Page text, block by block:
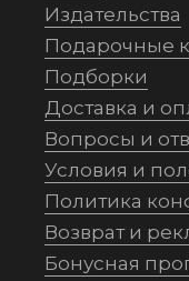
Издательства
Подарочные
Подборки
Доставка и
Вопросы и
Условия и
Политика
Возврат и
Бонусная